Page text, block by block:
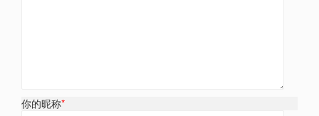
你的昵称*